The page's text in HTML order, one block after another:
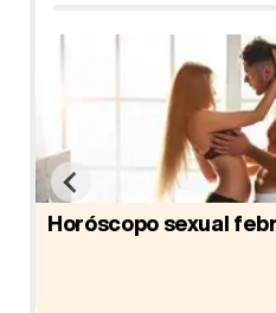
Horóscopo sexual